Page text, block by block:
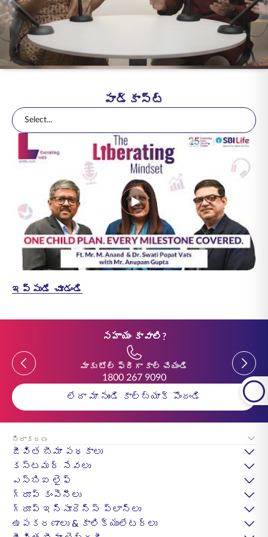
ENGLISH
ఆన్‌లైన్‌లో కొనండి ప్రీమియం చెల్లించండి
1800 267 9090
పాడ్కాస్ట్
Select...
ఇప్పుడే చూడండి
సహాయం కావాలి?
Previous
మాకు టోల్ ఫ్రీగా కాల్ చేయండి
1800 267 9090
Previous
లేదా మా నుండి కాల్‌బ్యాక్ పొందండి
నిరాకరణ
జీవిత బీమా పథకాలు
కస్టమర్ సేవలు
ఎస్‌బిఐ లైఫ్
గ్రూప్ కంపెనీలు
గ్రూప్ ఇన్సూరెన్స్ ప్లాన్లు
ఉపకరణాలు & కాలిక్యులేటర్లు